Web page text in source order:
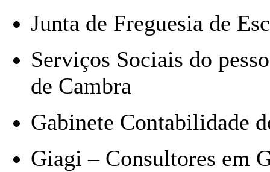
Junta de Freguesia de
Serviços Sociais do
de Cambra
Gabinete Contabilidade
Giagi – Consultores em